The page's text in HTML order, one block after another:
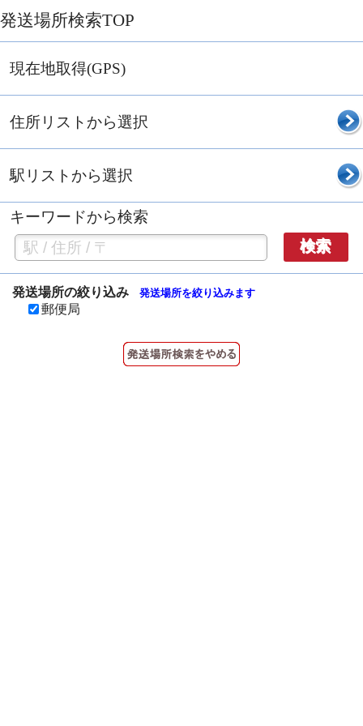
発送場所検索TOP
現在地取得(GPS)
住所リストから選択
駅リストから選択
キーワードから検索
検索
発送場所の絞り込み 発送場所を絞り込みます
郵便局